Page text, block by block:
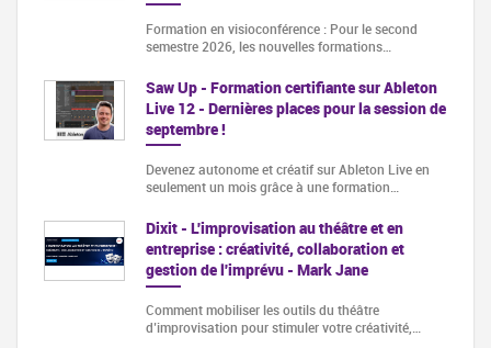
Formation en visioconférence : Pour le second
semestre 2026, les nouvelles formations…
Saw Up - Formation certifiante sur Ableton
Live 12 - Dernières places pour la session de
septembre !
Devenez autonome et créatif sur Ableton Live en
seulement un mois grâce à une formation…
Dixit - L'improvisation au théâtre et en
entreprise : créativité, collaboration et
gestion de l'imprévu - Mark Jane
Comment mobiliser les outils du théâtre
d’improvisation pour stimuler votre créativité,…